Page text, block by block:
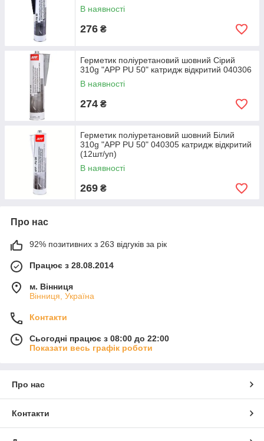
В наявності
276 ₴
Герметик поліуретановий шовний Сірий
310g "APP PU 50" катридж відкритий 040306
В наявності
274 ₴
Герметик поліуретановий шовний Білий
310g "APP PU 50" 040305 катридж відкритий
(12шт/уп)
В наявності
269 ₴
Про нас
92% позитивних з 263 відгуків за рік
Працює з 28.08.2014
м. Вінниця
Вінниця, Україна
Контакти
Сьогодні працює з 08:00 до 22:00
Показати весь графік роботи
Про нас
Контакти